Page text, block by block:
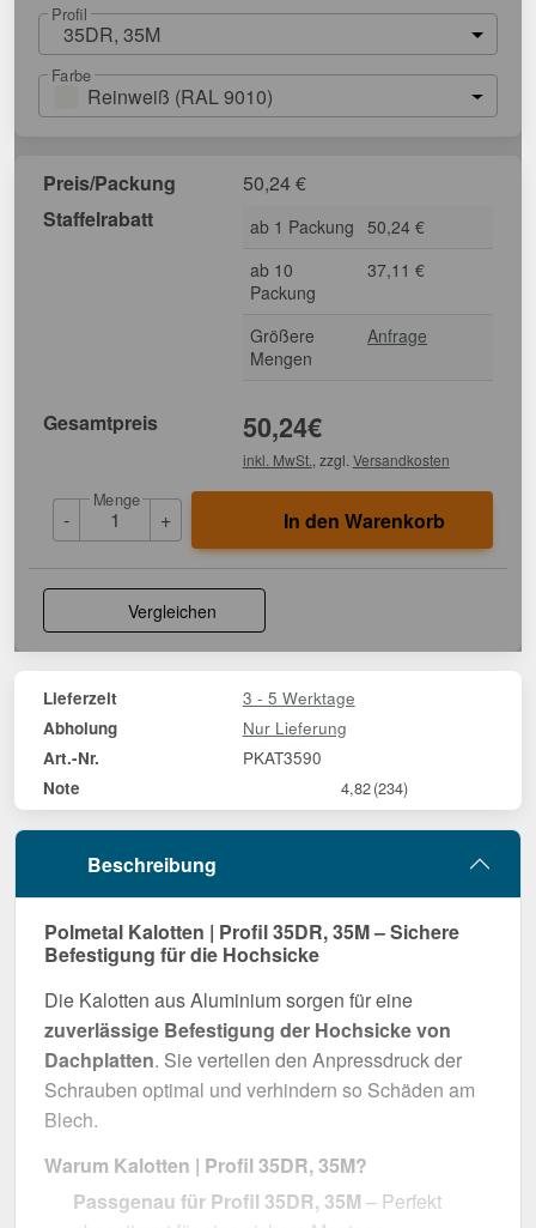
Profil
35DR, 35M
Farbe
Reinweiß (RAL 9010)
Preis/Packung 50,24€
Staffelrabatt
ab 1 Packung
50,24 €
ab 10
Packung
37,11 €
Größere
Mengen
Anfrage
Gesamtpreis 50,24€
inkl. MwSt. , zzgl. Versandkosten
-
Menge
+ In den Warenkorb
Vergleichen
Lieferzeit 3 - 5 Werktage
Abholung Nur Lieferung
Art.-Nr. PKAT3590
Note 4,82(234)
Beschreibung
Polmetal Kalotten | Profil 35DR, 35M – Sichere
Befestigung für die Hochsicke
Die Kalotten aus Aluminium sorgen für eine
zuverlässige Befestigung der Hochsicke von
Dachplatten. Sie verteilen den Anpressdruck der
Schrauben optimal und verhindern so Schäden am
Blech.
Warum Kalotten | Profil 35DR, 35M?
Passgenau für Profil 35DR, 35M – Perfekt